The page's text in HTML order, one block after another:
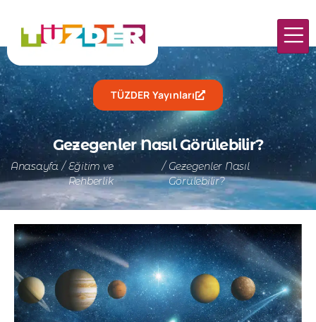
TÜZDER Yayınları
Gezegenler Nasıl Görülebilir?
Anasayfa / Eğitim ve
Rehberlik
/ Gezegenler Nasıl
Görülebilir?